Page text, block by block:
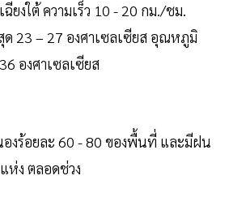
ยงใต้ ความเร็ว 10 - 20 กม./ชม.
23 – 27 องศาเซลเซียส อุณหภูมิ
องศาเซลเซียส
งร้อยละ 60 - 80 ของพื้นที่ และมีฝน
ห่ง ตลอดช่วง